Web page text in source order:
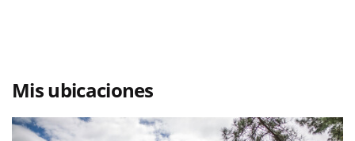
Mis ubicaciones